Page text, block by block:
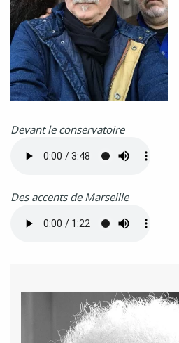
Devant le conservatoire
Des accents de Marseille